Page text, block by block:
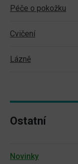
Péče o pokožku
Cvičení
Lázně
Ostatní
Novinky